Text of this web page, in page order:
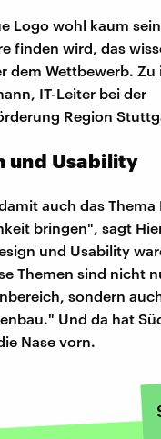
Logo wohl kaum
finden wird, das
dem Wettbewerb.
IT-Leiter bei der
Region
und Usability
auch das Thema
bringen", sagt
und Usability
Themen sind nicht
sondern
Und da hat
Nase vorn.